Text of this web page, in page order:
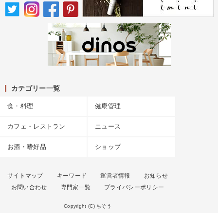
カテゴリー一覧
食・料理 健康管理
カフェ・レストラン ニュース
お酒・嗜好品 ショップ
サイトマップ キーワード 運営者情報
お知らせ
お問い合わせ
専門家一覧 プライバシーポリシー
Copyright (C) ちそう